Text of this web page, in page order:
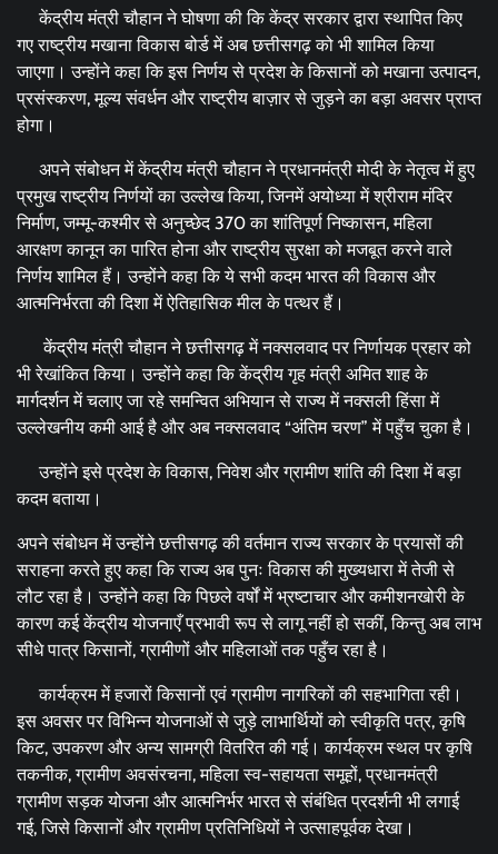
केंद्रीय मंत्री चौहान ने घोषणा की कि केंद्र सरकार द्वारा स्थापित किए
गए राष्ट्रीय मखाना विकास बोर्ड में अब छत्तीसगढ़ को भी शामिल किया
जाएगा। उन्होंने कहा कि इस निर्णय से प्रदेश के किसानों को मखाना उत्पादन,
प्रसंस्करण, मूल्य संवर्धन और राष्ट्रीय बाज़ार से जुड़ने का बड़ा अवसर प्राप्त
होगा।
अपने संबोधन में केंद्रीय मंत्री चौहान ने प्रधानमंत्री मोदी के नेतृत्व में हुए
प्रमुख राष्ट्रीय निर्णयों का उल्लेख किया, जिनमें अयोध्या में श्रीराम मंदिर
निर्माण, जम्मू-कश्मीर से अनुच्छेद 370 का शांतिपूर्ण निष्कासन, महिला
आरक्षण कानून का पारित होना और राष्ट्रीय सुरक्षा को मजबूत करने वाले
निर्णय शामिल हैं। उन्होंने कहा कि ये सभी कदम भारत की विकास और
आत्मनिर्भरता की दिशा में ऐतिहासिक मील के पत्थर हैं।
केंद्रीय मंत्री चौहान ने छत्तीसगढ़ में नक्सलवाद पर निर्णायक प्रहार को
भी रेखांकित किया। उन्होंने कहा कि केंद्रीय गृह मंत्री अमित शाह के
मार्गदर्शन में चलाए जा रहे समन्वित अभियान से राज्य में नक्सली हिंसा में
उल्लेखनीय कमी आई है और अब नक्सलवाद “अंतिम चरण” में पहुँच चुका है।
उन्होंने इसे प्रदेश के विकास, निवेश और ग्रामीण शांति की दिशा में बड़ा
कदम बताया।
अपने संबोधन में उन्होंने छत्तीसगढ़ की वर्तमान राज्य सरकार के प्रयासों की
सराहना करते हुए कहा कि राज्य अब पुनः विकास की मुख्यधारा में तेजी से
लौट रहा है। उन्होंने कहा कि पिछले वर्षों में भ्रष्टाचार और कमीशनखोरी के
कारण कई केंद्रीय योजनाएँ प्रभावी रूप से लागू नहीं हो सकीं, किन्तु अब लाभ
सीधे पात्र किसानों, ग्रामीणों और महिलाओं तक पहुँच रहा है।
कार्यक्रम में हजारों किसानों एवं ग्रामीण नागरिकों की सहभागिता रही।
इस अवसर पर विभिन्न योजनाओं से जुड़े लाभार्थियों को स्वीकृति पत्र, कृषि
किट, उपकरण और अन्य सामग्री वितरित की गई। कार्यक्रम स्थल पर कृषि
तकनीक, ग्रामीण अवसंरचना, महिला स्व-सहायता समूहों, प्रधानमंत्री
ग्रामीण सड़क योजना और आत्मनिर्भर भारत से संबंधित प्रदर्शनी भी लगाई
गई, जिसे किसानों और ग्रामीण प्रतिनिधियों ने उत्साहपूर्वक देखा।